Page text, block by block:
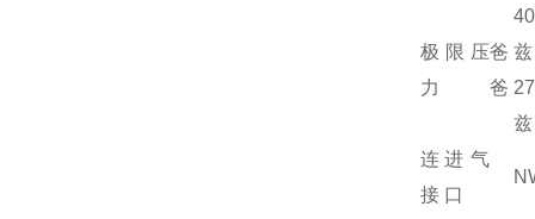
极限压
力
爸
爸
连
接
进气
口